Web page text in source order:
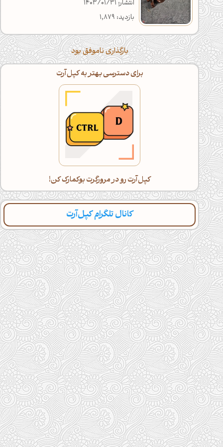
انتشار: 1403/01/31
بازدید: 1,879
بارگذاری ناموفق بود
برای دسترسی بهتر به کپل‌آرت
کپل‌آرت رو در مرورگرت بوکمارک کن!
کانال تلگرام کپل‌آرت